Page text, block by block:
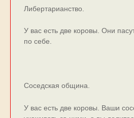
Либертарианство.
У вас есть две коровы. Они
по себе.
Соседская община.
У ваc еcть две коpовы. Ваши